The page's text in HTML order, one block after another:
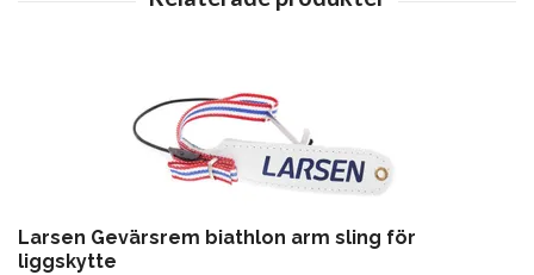
Larsen Gevärsrem biathlon arm sling för
liggskytte